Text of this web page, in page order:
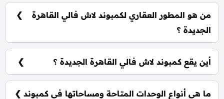
من هو المطور العقاري لكمبوند لاش فالي القاهرة
الجديدة ؟
شركة سيتي ايدج للتطوير العقاري City Edge
Developments.
أين يقع كمبوند لاش فالي القاهرة الجديدة ؟
يقع كمبوند لاش فالي القاهرة الجديدة في قلب منطقة
التجمع الخامس.
ما هي أنواع الوحدات المتاحة ومساحاتها في كمبوند